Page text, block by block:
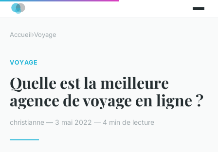
Accueil›Voyage
VOYAGE
Quelle est la meilleure
agence de voyage en ligne ?
christianne — 3 mai 2022 — 4 min de lecture